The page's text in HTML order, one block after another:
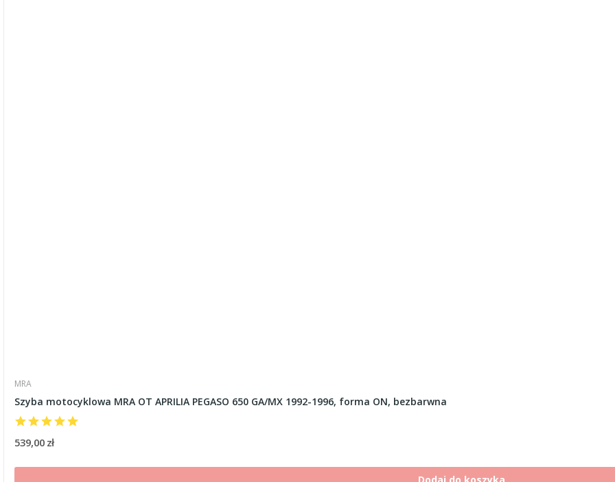
MRA
Szyba motocyklowa MRA OT APRILIA PEGASO 650 GA/MX 1992-1996, forma ON, bezbarwna
539,00 zł